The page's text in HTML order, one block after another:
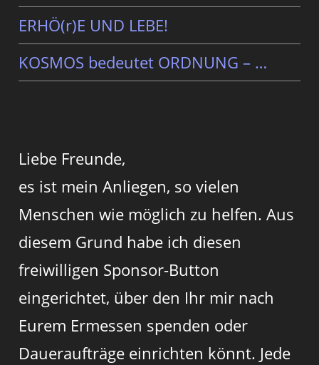
ERHÖ(r)E UND LEBE!
KOSMOS bedeutet ORDNUNG – …
Liebe Freunde,
es ist mein Anliegen, so vielen
Menschen wie möglich zu helfen. Aus
diesem Grund habe ich diesen
freiwilligen Sponsor-Button
eingerichtet, über den Ihr mir nach
Eurem Ermessen spenden oder
Daueraufträge einrichten könnt. Jede